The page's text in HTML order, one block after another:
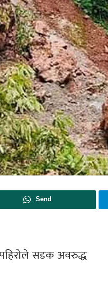
Send
सडक अवरुद्ध